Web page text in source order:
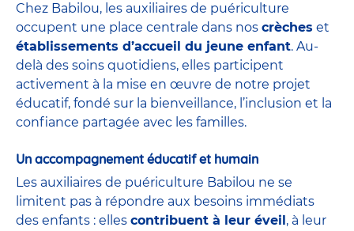
Chez Babilou, les auxiliaires de puériculture
occupent une place centrale dans nos crèches et
établissements d’accueil du jeune enfant. Au-
delà des soins quotidiens, elles participent
activement à la mise en œuvre de notre projet
éducatif, fondé sur la bienveillance, l’inclusion et la
confiance partagée avec les familles.
Un accompagnement éducatif et humain
Les auxiliaires de puériculture Babilou ne se
limitent pas à répondre aux besoins immédiats
des enfants : elles contribuent à leur éveil , à leur